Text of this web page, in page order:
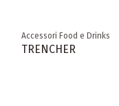
Accessori Food e Drinks
TRENCHER